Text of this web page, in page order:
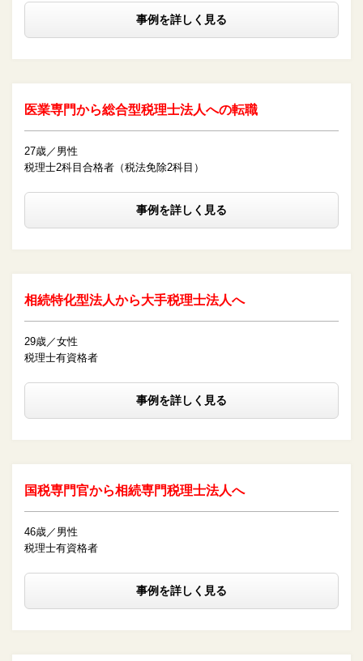
事例を詳しく見る
医業専門から総合型税理士法人への転職
27歳／男性
税理士2科目合格者（税法免除2科目）
事例を詳しく見る
相続特化型法人から大手税理士法人へ
29歳／女性
税理士有資格者
事例を詳しく見る
国税専門官から相続専門税理士法人へ
46歳／男性
税理士有資格者
事例を詳しく見る